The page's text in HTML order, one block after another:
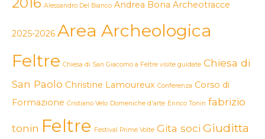
Alessandro Del Bianco Andrea Bona Archeotracce
2025-2026 Area Archeologica
Feltre Chiesa di San Giacomo a Feltre visite guidate Chiesa di
San Paolo Christine Lamoureux Conferenza Corso di
Formazione Cristiano Velo Domeniche d'arte Enrico Tonin fabrizio
tonin Feltre Festival Prime Volte Gita soci Giuditta